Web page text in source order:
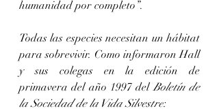
humanidad por completo”.
Todas las especies necesitan un hábitat
para sobrevivir. Como informaron Hall
y sus colegas en la edición de
primavera del año 1997 del Boletín de
la Sociedad de la Vida Silvestre: